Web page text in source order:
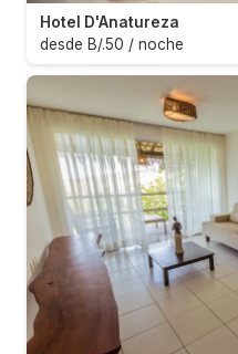
Hotel D'Anatureza
desde B/.50 / noche